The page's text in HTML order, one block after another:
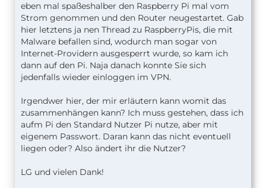
eben mal spaßeshalber den Raspberry Pi mal vom
Strom genommen und den Router neugestartet. Gab
hier letztens ja nen Thread zu RaspberryPis, die mit
Malware befallen sind, wodurch man sogar von
Internet-Providern ausgesperrt wurde, so kam ich
dann auf den Pi. Naja danach konnte Sie sich
jedenfalls wieder einloggen im VPN.
Irgendwer hier, der mir erläutern kann womit das
zusammenhängen kann? Ich muss gestehen, dass ich
aufm Pi den Standard Nutzer Pi nutze, aber mit
eigenem Passwort. Daran kann das nicht eventuell
liegen oder? Also ändert ihr die Nutzer?
LG und vielen Dank!